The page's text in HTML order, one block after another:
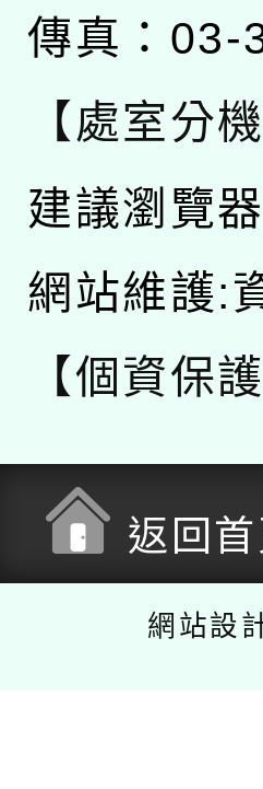
傳真：03-
【處室分
建議瀏覽
網站維護:
【個資保
返回首
網站設